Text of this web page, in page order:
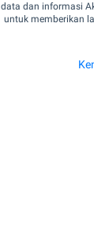
data dan informasi
untuk memberikan